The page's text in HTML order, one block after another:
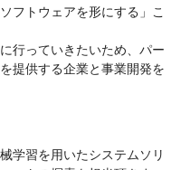
フトウェアを形にする」こ
行っていきたいため、パー
提供する企業と事業開発を
学習を用いたシステムソリ